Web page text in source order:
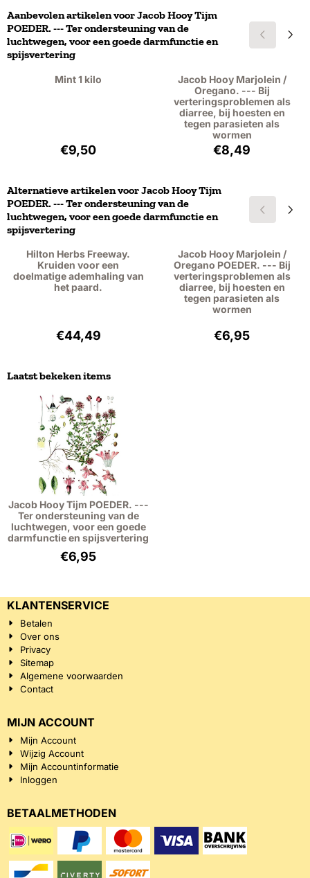
Aanbevolen artikelen voorJacob Hooy Tijm
POEDER. --- Ter ondersteuning van de
luchtwegen, voor een goede darmfunctie en
spijsvertering
Mint 1 kilo
Prijs: 9,50, exclusief btw: 8,72
€9,50
Jacob Hooy Marjolein /
Oregano. --- Bij
verteringsproblemen als
diarree, bij hoesten en
tegen parasieten als
wormen
Prijs: 8,49,
€8,49
Alternatieve artikelen voorJacob Hooy Tijm
POEDER. --- Ter ondersteuning van de
luchtwegen, voor een goede darmfunctie en
spijsvertering
Hilton Herbs Freeway.
Kruiden voor een
doelmatige ademhaling van
het paard.
Prijs: 44,49, exclusief btw: 40,82
€44,49
Jacob Hooy Marjolein /
Oregano POEDER. --- Bij
verteringsproblemen als
diarree, bij hoesten en
tegen parasieten als
wormen
Prijs: 6,95,
€6,95
Laatst bekeken items
Jacob Hooy Tijm POEDER. ---
Ter ondersteuning van de
luchtwegen, voor een goede
darmfunctie en spijsvertering
€6,95
KLANTENSERVICE
Betalen
Over ons
Privacy
Sitemap
Algemene voorwaarden
Contact
MIJN ACCOUNT
Mijn Account
Wijzig Account
Mijn Accountinformatie
Inloggen
BETAALMETHODEN